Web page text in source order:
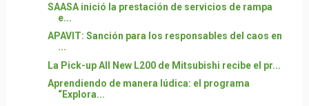
SAASA inició la prestación de servicios de rampa
e...
APAVIT: Sanción para los responsables del caos en
...
La Pick-up All New L200 de Mitsubishi recibe el pr...
Aprendiendo de manera lúdica: el programa
“Explora...